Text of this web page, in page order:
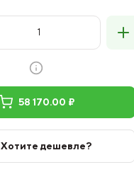
58 170.00 ₽
Хотите дешевле?